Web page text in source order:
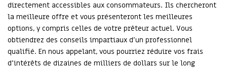
directement accessibles aux consommateurs. Ils chercheront
la meilleure offre et vous présenteront les meilleures
options, y compris celles de votre prêteur actuel. Vous
obtiendrez des conseils impartiaux d’un professionnel
qualifié. En nous appelant, vous pourriez réduire vos frais
d’intérêts de dizaines de milliers de dollars sur le long